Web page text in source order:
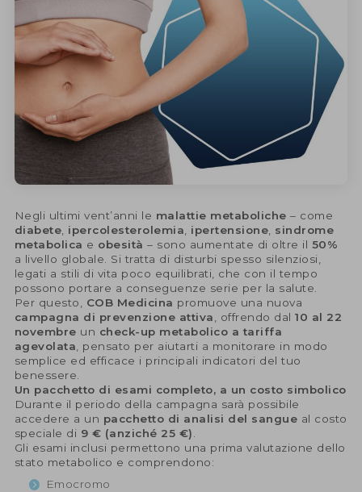
Negli ultimi vent’anni le malattie metaboliche – come
diabete, ipercolesterolemia, ipertensione, sindrome
metabolica e obesità – sono aumentate di oltre il 50%
a livello globale. Si tratta di disturbi spesso silenziosi,
legati a stili di vita poco equilibrati, che con il tempo
possono portare a conseguenze serie per la salute.
Per questo, COB Medicina promuove una nuova
campagna di prevenzione attiva, offrendo dal10 al 22
novembre un check-up metabolico a tariffa
agevolata, pensato per aiutarti a monitorare in modo
semplice ed efficace i principali indicatori del tuo
benessere.
Un pacchetto di esami completo, a un costo simbolico
Durante il periodo della campagna sarà possibile
accedere a un pacchetto di analisi del sangue al costo
speciale di 9 € (anziché 25 €).
Gli esami inclusi permettono una prima valutazione dello
stato metabolico e comprendono:
Emocromo